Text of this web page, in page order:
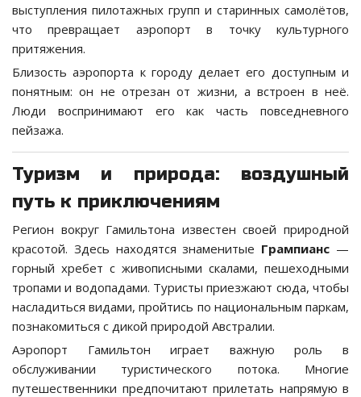
выступления пилотажных групп и старинных самолётов,
что превращает аэропорт в точку культурного
притяжения.
Близость аэропорта к городу делает его доступным и
понятным: он не отрезан от жизни, а встроен в неё.
Люди воспринимают его как часть повседневного
пейзажа.
Туризм и природа: воздушный
путь к приключениям
Регион вокруг Гамильтона известен своей природной
красотой. Здесь находятся знаменитые Грампианс —
горный хребет с живописными скалами, пешеходными
тропами и водопадами. Туристы приезжают сюда, чтобы
насладиться видами, пройтись по национальным паркам,
познакомиться с дикой природой Австралии.
Аэропорт Гамильтон играет важную роль в
обслуживании туристического потока. Многие
путешественники предпочитают прилетать напрямую в